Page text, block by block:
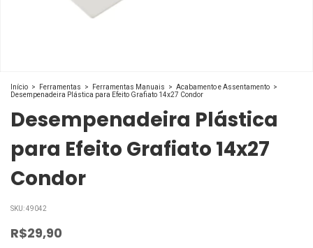
Início > Ferramentas > Ferramentas Manuais > Acabamento e Assentamento >
Desempenadeira Plástica para Efeito Grafiato 14x27 Condor
Desempenadeira Plástica
para Efeito Grafiato 14x27
Condor
SKU:49042
R$29,90